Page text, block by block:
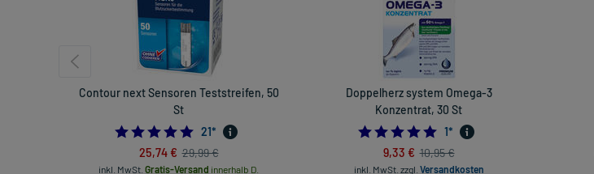
Contour next Sensoren Teststreifen, 50
St
4.9523809523809526
21*
25,74 € 29,99 €
inkl. MwSt. Gratis-Versand innerhalb D.
Doppelherz system Omega-3
Konzentrat, 30 St
5.0
1*
9,33 € 10,95 €
inkl. MwSt. zzgl. Versandkosten